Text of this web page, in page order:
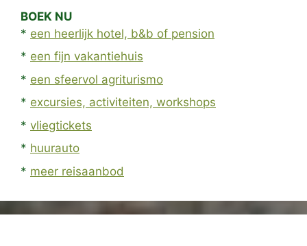
BOEK NU
* een heerlijk hotel, b&b of pension
* een fijn vakantiehuis
* een sfeervol agriturismo
* excursies, activiteiten, workshops
* vliegtickets
* huurauto
* meer reisaanbod